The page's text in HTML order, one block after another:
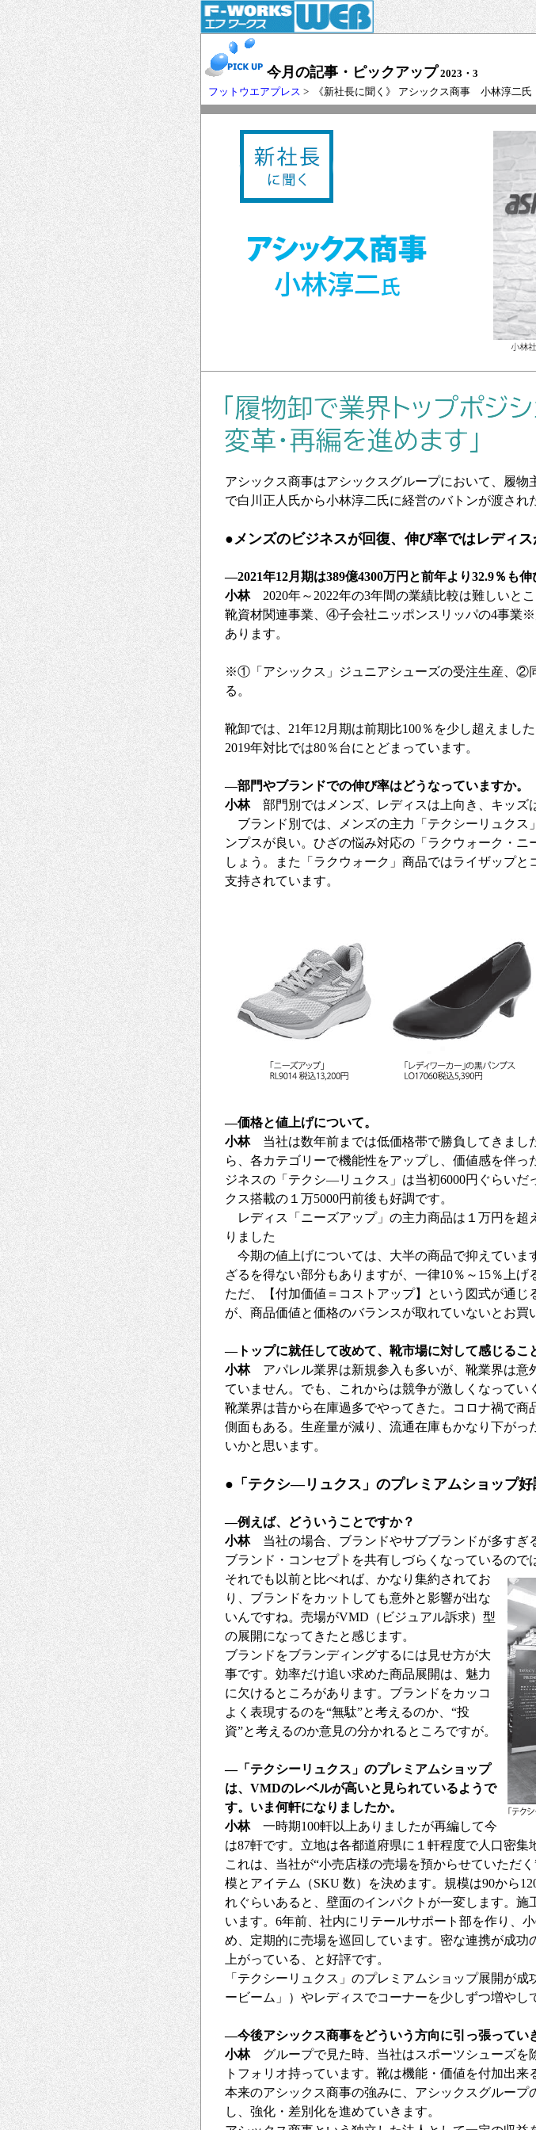
今月の記事・ピックアップ 2023・3
フットウエアプレス > 《新社長に聞く》 アシックス商事 小林淳二氏
アシックス商事はアシックスグループにおいて、履
で白川正人氏から小林淳二氏に経営のバトンが渡され
●メンズのビジネスが回復、伸び率ではレディス
―2021年12月期は389億4300万円と前年より32.9％も伸
小林2020年～2022年の3年間の業績比較は難しいと
靴資材関連事業、④子会社ニッポンスリッパの4事業
あります。
※①「アシックス」ジュニアシューズの受注生産、②
る。
靴卸では、21年12月期は前期比100％を少し超えまし
2019年対比では80％台にとどまっています。
―部門やブランドでの伸び率はどうなっていますか。
小林部門別ではメンズ、レディスは上向き、キッズ
ブランド別では、メンズの主力「テクシーリュクス
ンプスが良い。ひざの悩み対応の「ラクウォーク・
しょう。また「ラクウォーク」商品ではライザップ
支持されています。
―価格と値上げについて。
小林当社は数年前までは低価格帯で勝負してきまし
ら、各カテゴリーで機能性をアップし、価値感を伴
ジネスの「テクシ―リュクス」は当初6000円ぐらいだ
クス搭載の１万5000円前後も好調です。
レディス「ニーズアップ」の主力商品は１万円を超
りました
今期の値上げについては、大半の商品で抑えていま
ざるを得ない部分もありますが、一律10％～15％上げ
ただ、【付加価値＝コストアップ】という図式が通
が、商品価値と価格のバランスが取れていないとお買
―トップに就任して改めて、靴市場に対して感じるこ
小林アパレル業界は新規参入も多いが、靴業界は意
ていません。でも、これからは競争が激しくなってい
靴業界は昔から在庫過多でやってきた。コロナ禍で
側面もある。生産量が減り、流通在庫もかなり下が
いかと思います。
●「テクシ―リュクス」のプレミアムショップ好
―例えば、どういうことですか？
小林当社の場合、ブランドやサブブランドが多すぎ
ブランド・コンセプトを共有しづらくなっているので
それでも以前と比べれば、かなり集約されてお
り、ブランドをカットしても意外と影響が出な
いんですね。売場がVMD（ビジュアル訴求）型
の展開になってきたと感じます。
ブランドをブランディングするには見せ方が大
事です。効率だけ追い求めた商品展開は、魅力
に欠けるところがあります。ブランドをカッコ
よく表現するのを“無駄”と考えるのか、“投
資”と考えるのか意見の分かれるところですが。
―「テクシーリュクス」のプレミアムショップ
は、VMDのレベルが高いと見られているようで
す。いま何軒になりましたか。
小林一時期100軒以上ありましたが再編して今
は87軒です。立地は各都道府県に１軒程度で人口密集
これは、当社が“小売店様の売場を預からせていただ
模とアイテム（SKU 数）を決めます。規模は90から
れぐらいあると、壁面のインパクトが一変します。
います。6年前、社内にリテールサポート部を作り、
め、定期的に売場を巡回しています。密な連携が成
上がっている、と好評です。
「テクシーリュクス」のプレミアムショップ展開が
ービーム」）やレディスでコーナーを少しずつ増やし
―今後アシックス商事をどういう方向に引っ張ってい
小林グループで見た時、当社はスポーツシューズを
トフォリオ持っています。靴は機能・価値を付加出来
本来のアシックス商事の強みに、アシックスグルー
し、強化・差別化を進めていきます。